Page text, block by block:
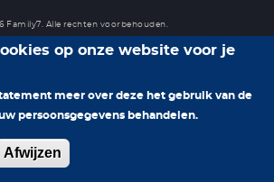
Family7. Alle rechten voorbehouden.
op onze website voor je
meer over deze het gebruik van de
persoonsgegevens behandelen.
Afwijzen